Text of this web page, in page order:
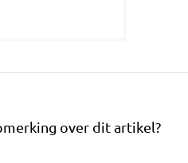
over dit artikel?